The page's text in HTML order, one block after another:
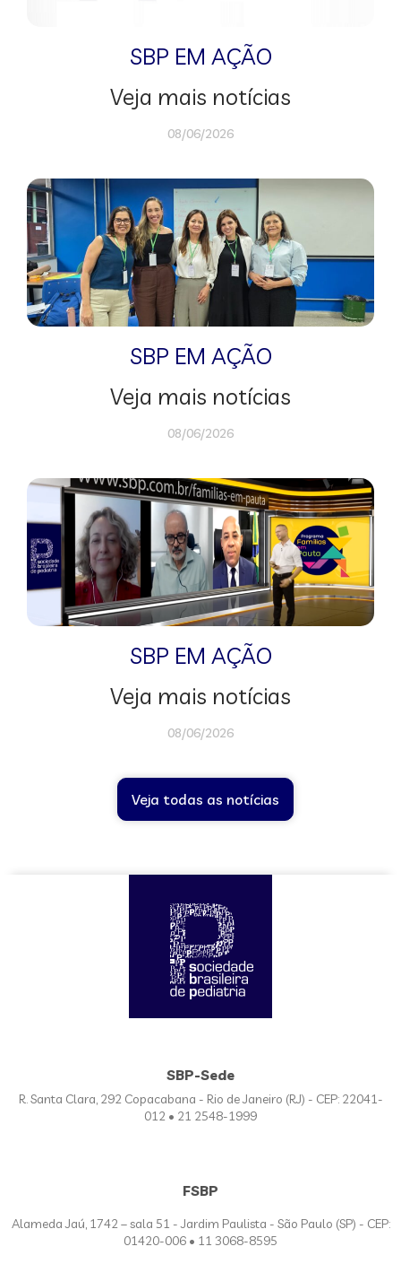
SBP EM AÇÃO
Veja mais notícias
08/06/2026
SBP EM AÇÃO
Veja mais notícias
08/06/2026
SBP EM AÇÃO
Veja mais notícias
08/06/2026
Veja todas as notícias
SBP-Sede
R. Santa Clara, 292 Copacabana - Rio de Janeiro (RJ) - CEP: 22041-
012 • 21 2548-1999
FSBP
Alameda Jaú, 1742 – sala 51 - Jardim Paulista - São Paulo (SP) - CEP:
01420-006 • 11 3068-8595